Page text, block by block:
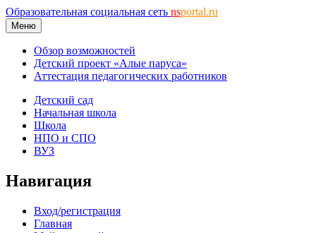
Образовательная социальная сеть nsportal.ru
Меню
Обзор возможностей
Детский проект «Алые паруса»
Аттестация педагогических работников
Детский сад
Начальная школа
Школа
НПО и СПО
ВУЗ
Навигация
Вход/регистрация
Главная